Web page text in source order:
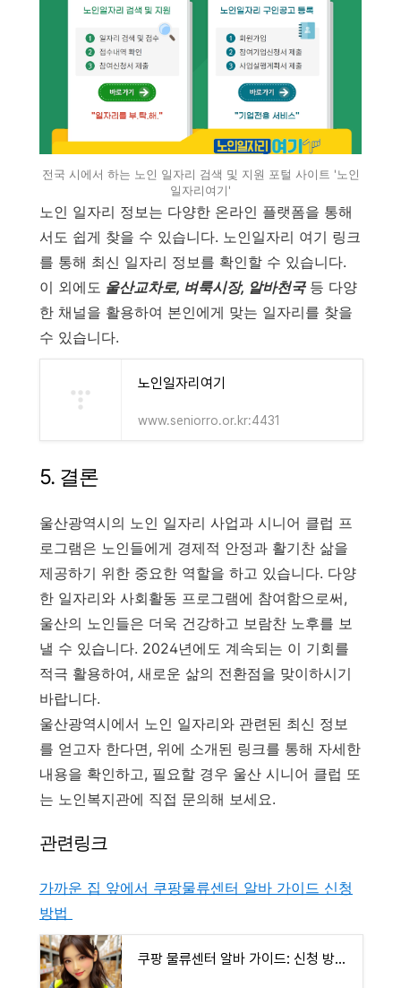
전국 시에서 하는 노인 일자리 검색 및 지원 포털 사이트 '노인
일자리여기'
노인 일자리 정보는 다양한 온라인 플랫폼을 통해
서도 쉽게 찾을 수 있습니다. 노인일자리 여기 링크
를 통해 최신 일자리 정보를 확인할 수 있습니다.
이 외에도 울산교차로, 벼룩시장, 알바천국등 다양
한 채널을 활용하여 본인에게 맞는 일자리를 찾을
수 있습니다.
노인일자리여기
www.seniorro.or.kr:4431
5. 결론
울산광역시의 노인 일자리 사업과 시니어 클럽 프
로그램은 노인들에게 경제적 안정과 활기찬 삶을
제공하기 위한 중요한 역할을 하고 있습니다. 다양
한 일자리와 사회활동 프로그램에 참여함으로써,
울산의 노인들은 더욱 건강하고 보람찬 노후를 보
낼 수 있습니다. 2024년에도 계속되는 이 기회를
적극 활용하여, 새로운 삶의 전환점을 맞이하시기
바랍니다.
울산광역시에서 노인 일자리와 관련된 최신 정보
를 얻고자 한다면, 위에 소개된 링크를 통해 자세한
내용을 확인하고, 필요할 경우 울산 시니어 클럽 또
는 노인복지관에 직접 문의해 보세요.
관련링크
가까운 집 앞에서 쿠팡물류센터 알바 가이드 신청
방법
쿠팡 물류센터 알바 가이드: 신청 방법, 시급 정보 및 근무 확정 팁[2024]